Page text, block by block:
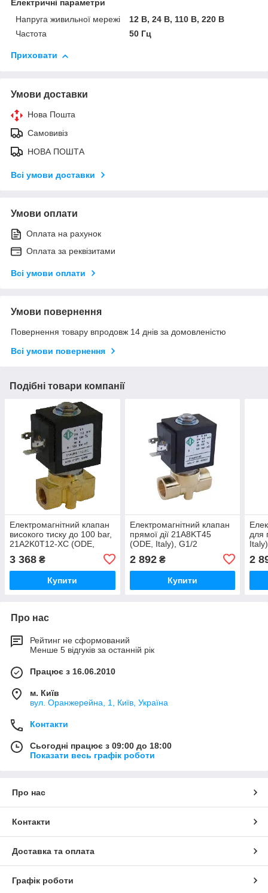
Електричні параметри
Напруга живильної мережі
12 В, 24 В, 110 В, 220 В
Частота
50 Гц
Приховати
Умови доставки
Нова Пошта
Самовивіз
НОВА ПОШТА
Всі умови доставки
Умови оплати
Оплата на рахунок
Оплата за реквізитами
Всі умови оплати
Умови повернення
Повернення товару впродовж 14 днів за домовленістю
Всі умови повернення
Подібні товари компанії
Електромагнітний клапан
високого тиску до 100 bar,
21A2K0T12-XC (ODE,
3 368 ₴
Купити
Електромагнітний клапан
прямої дії 21A8KT45
(ODE, Italy), G1/2
2 892₴
Купити
для
2
Про нас
Рейтинг не сформований
Менше 5 відгуків за останній рік
Працює з 16.06.2010
м. Київ
вул. Оранжерейна, 1, Київ, Україна
Контакти
Сьогодні працює з 09:00 до 18:00
Показати весь графік роботи
Про нас
Контакти
Доставка та оплата
Графік роботи